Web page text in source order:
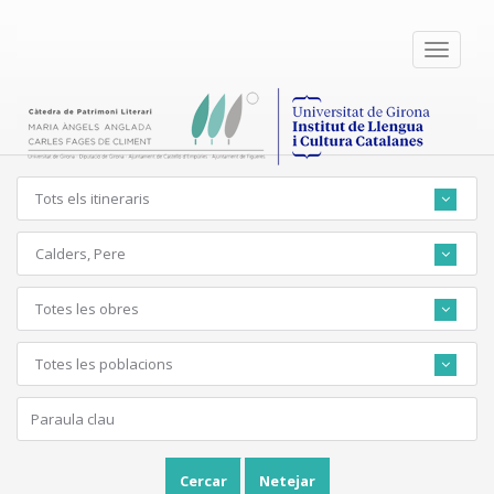
Toggle
Tots els itineraris
Calders, Pere
Totes les obres
Totes les poblacions
Cercar Netejar